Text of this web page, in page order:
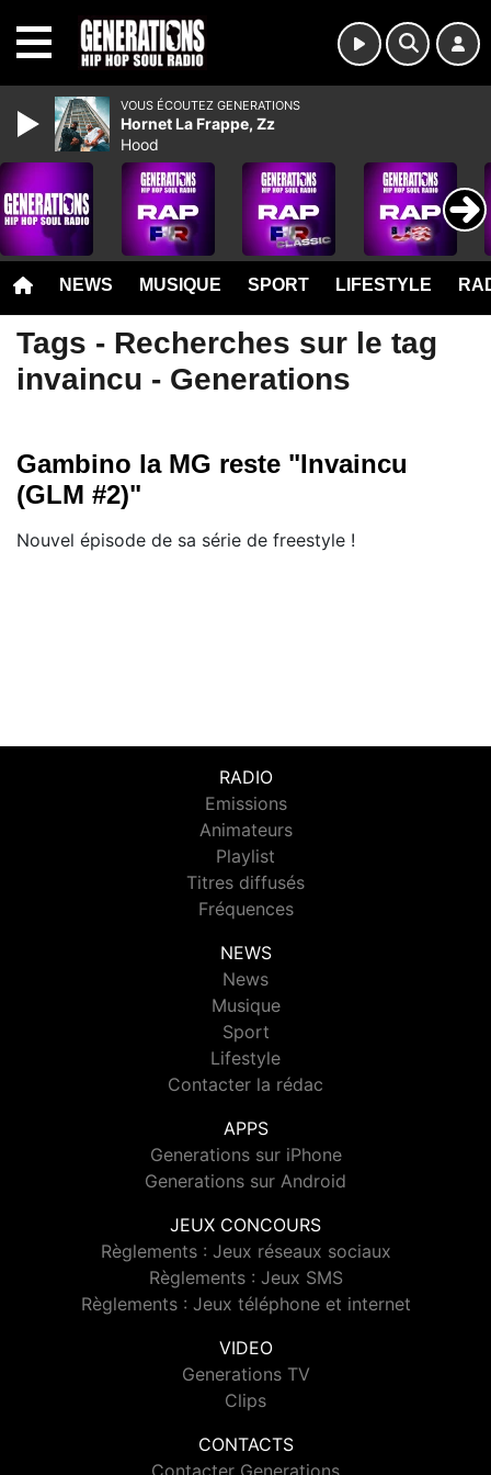
NEWS MUSIQUE SPORT LIFESTYLE
Tags - Recherches sur le tag
invaincu - Generations
Gambino la MG reste "Invaincu
(GLM #2)"
Nouvel épisode de sa série de freestyle !
RADIO
Emissions
Animateurs
Playlist
Titres diffusés
Fréquences
NEWS
News
Musique
Sport
Lifestyle
Contacter la rédac
APPS
Generations sur iPhone
Generations sur Android
JEUX CONCOURS
Règlements : Jeux réseaux sociaux
Règlements : Jeux SMS
Règlements : Jeux téléphone et internet
VIDEO
Generations TV
Clips
CONTACTS
VOUS ÉCOUTEZ GENERATIONS
Hornet La Frappe, Zz
Hood